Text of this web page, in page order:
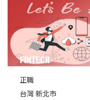
正職
台灣 新北市